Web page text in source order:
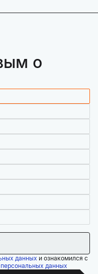
о
данных и ознакомился с
данных